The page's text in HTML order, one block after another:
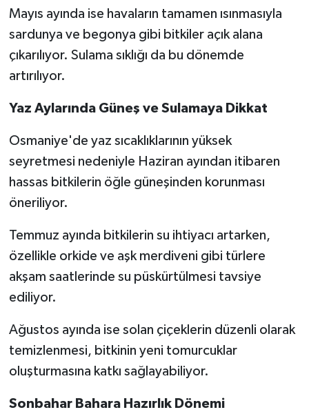
Mayıs ayında ise havaların tamamen ısınmasıyla
sardunya ve begonya gibi bitkiler açık alana
çıkarılıyor. Sulama sıklığı da bu dönemde
artırılıyor.
Yaz Aylarında Güneş ve Sulamaya Dikkat
Osmaniye'de yaz sıcaklıklarının yüksek
seyretmesi nedeniyle Haziran ayından itibaren
hassas bitkilerin öğle güneşinden korunması
öneriliyor.
Temmuz ayında bitkilerin su ihtiyacı artarken,
özellikle orkide ve aşk merdiveni gibi türlere
akşam saatlerinde su püskürtülmesi tavsiye
ediliyor.
Ağustos ayında ise solan çiçeklerin düzenli olarak
temizlenmesi, bitkinin yeni tomurcuklar
oluşturmasına katkı sağlayabiliyor.
Sonbahar Bahara Hazırlık Dönemi